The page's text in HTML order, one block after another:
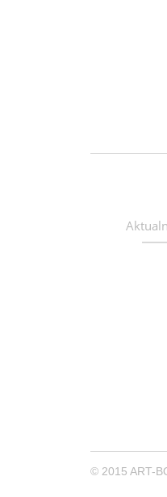
© 2015 ART-